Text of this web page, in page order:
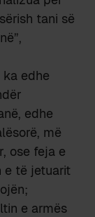
tani së
edhe
edhe
më
ose feja e
e të jetuarit
e armës